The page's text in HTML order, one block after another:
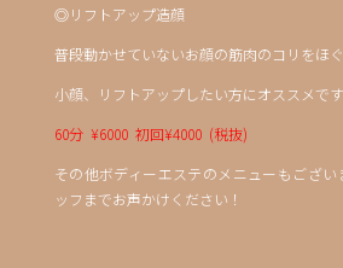
◎リフトアップ造顔
普段動かせていないお顔の筋肉のコリをほぐ
小顔、リフトアップしたい方にオススメで
60分 ¥6000 初回¥4000 (税抜)
その他ボディーエステのメニューもござ
ッフまでお声かけください！